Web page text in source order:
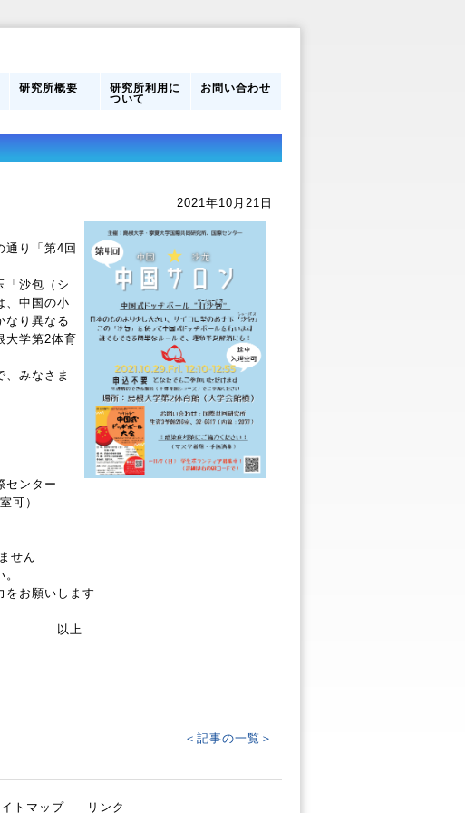
研究所概要
み
研究所利用に
ついて
ついて
お問い合わせ
2021年10月21日
り「第4回
「沙包（シ
、中国の小
なり異なる
大学第2体育
みなさま
ンター
可）
せん
願いします
＜記事の一覧＞
トマップ リンク